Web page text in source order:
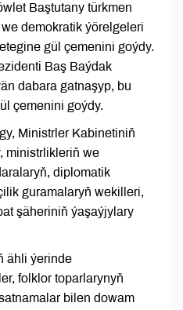
Baştutany türkmen
demokratik ýörelgeleri
gül çemenini goýdy.
Baş Baýdak
dabara gatnaşyp, bu
çemenini goýdy.
Ministrler Kabinetiniň
ministrlikleriň we
diplomatik
guramalaryň wekilleri,
şäheriniň ýaşaýjylary
ähli ýerinde
folklor toparlarynyň
bilen dowam